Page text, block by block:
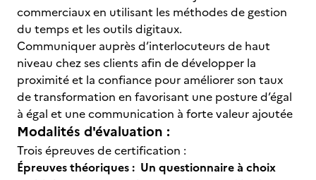
commerciaux en utilisant les méthodes de gestion
du temps et les outils digitaux.
Communiquer auprès d’interlocuteurs de haut
niveau chez ses clients afin de développer la
proximité et la confiance pour améliorer son taux
de transformation en favorisant une posture d’égal
à égal et une communication à forte valeur ajoutée
Modalités d'évaluation :
Trois épreuves de certification :
Épreuves théoriques : Un questionnaire à choix